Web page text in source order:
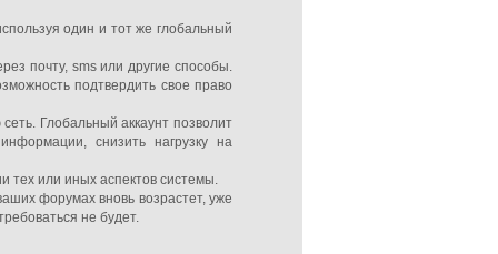
один и тот же глобальный
почту, sms или другие способы.
подтвердить свое право
Глобальный аккаунт позволит
снизить нагрузку на
тех или иных аспектов системы.
форумах вновь возрастет, уже
не будет.